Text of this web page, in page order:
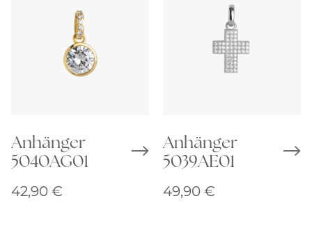
Anhänger
5040AG01
42,90 €
Anhänger
5039AE01
49,90 €